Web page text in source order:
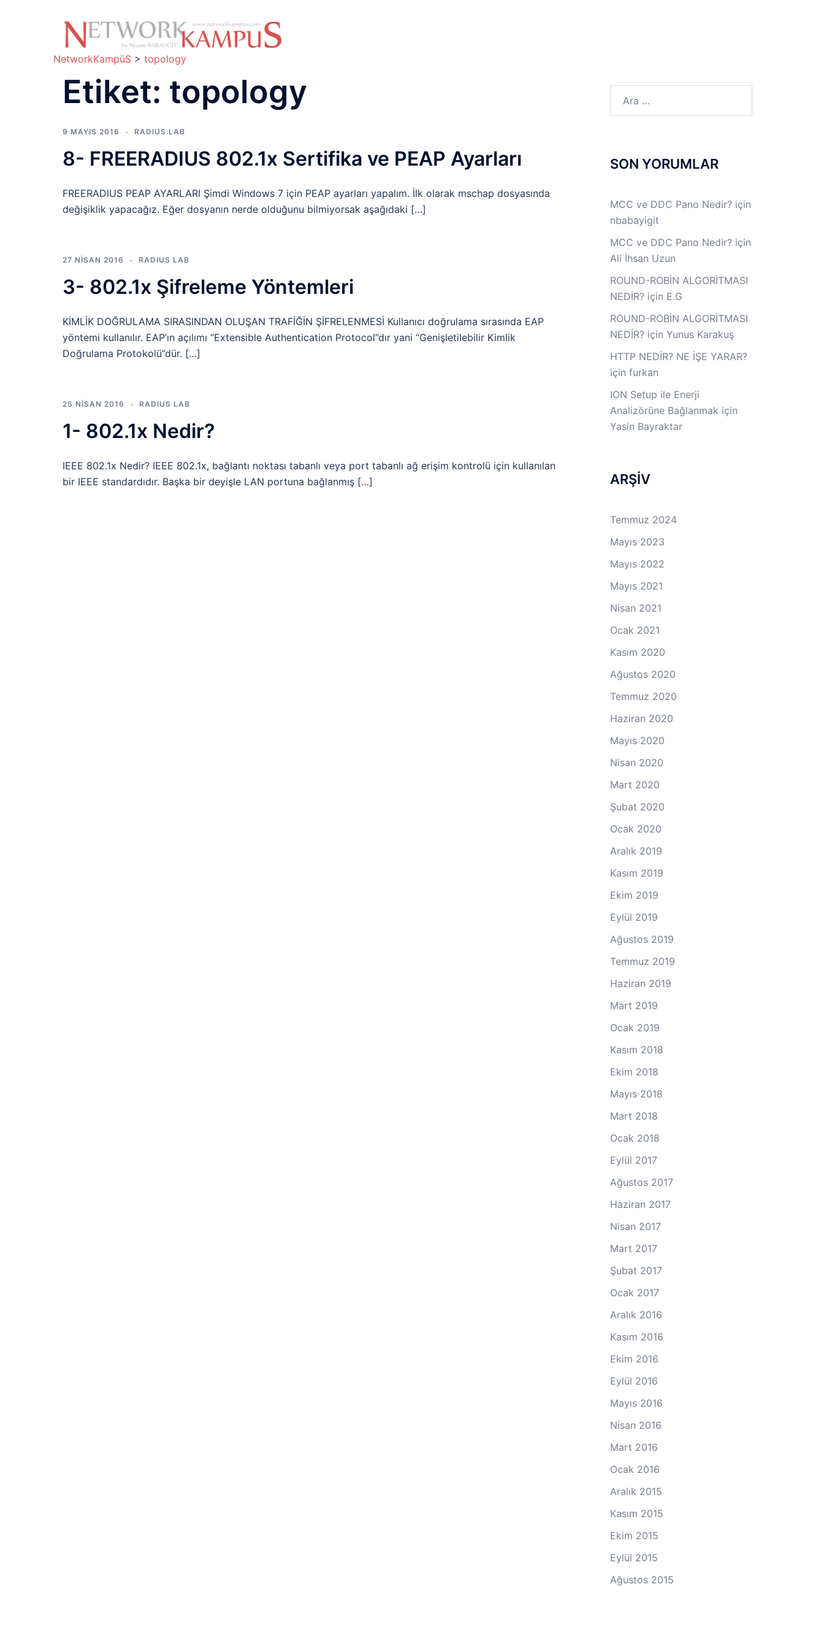
NetworkKampüS > topology
Etiket: topology
9 MAYIS 2016 RADIUS LAB
8- FREERADIUS 802.1x Sertifika ve PEAP Ayarları
FREERADIUS PEAP AYARLARI Şimdi Windows 7 için PEAP ayarları yapalım. İlk olarak mschap dosyasında
değişiklik yapacağız. Eğer dosyanın nerde olduğunu bilmiyorsak aşağıdaki […]
27 NISAN 2016 RADIUS LAB
3- 802.1x Şifreleme Yöntemleri
KİMLİK DOĞRULAMA SIRASINDAN OLUŞAN TRAFİĞİN ŞİFRELENMESİ Kullanıcı doğrulama sırasında EAP
yöntemi kullanılır. EAP’ın açılımı “Extensible Authentication Protocol”dır yani “Genişletilebilir Kimlik
Doğrulama Protokolü”dür. […]
25 NISAN 2016 RADIUS LAB
1- 802.1x Nedir?
IEEE 802.1x Nedir? IEEE 802.1x, bağlantı noktası tabanlı veya port tabanlı ağ erişim kontrolü için kullanılan
bir IEEE standardıdır. Başka bir deyişle LAN portuna bağlanmış […]
SON YORUMLAR
MCC ve DDC Pano Nedir?için
nbabayigit
MCC ve DDC Pano Nedir?için
Ali İhsan Uzun
ROUND-ROBİN ALGORİTMASI
NEDİR?için E.G
ROUND-ROBİN ALGORİTMASI
NEDİR?için Yunus Karakuş
HTTP NEDİR? NE İŞE YARAR?
için furkan
ION Setup ile Enerji
Analizörüne Bağlanmak için
Yasin Bayraktar
ARŞİV
Temmuz 2024
Mayıs 2023
Mayıs 2022
Mayıs 2021
Nisan 2021
Ocak 2021
Kasım 2020
Ağustos 2020
Temmuz 2020
Haziran 2020
Mayıs 2020
Nisan 2020
Mart 2020
Şubat 2020
Ocak 2020
Aralık 2019
Kasım 2019
Ekim 2019
Eylül 2019
Ağustos 2019
Temmuz 2019
Haziran 2019
Mart 2019
Ocak 2019
Kasım 2018
Ekim 2018
Mayıs 2018
Mart 2018
Ocak 2018
Eylül 2017
Ağustos 2017
Haziran 2017
Nisan 2017
Mart 2017
Şubat 2017
Ocak 2017
Aralık 2016
Kasım 2016
Ekim 2016
Eylül 2016
Mayıs 2016
Nisan 2016
Mart 2016
Ocak 2016
Aralık 2015
Kasım 2015
Ekim 2015
Eylül 2015
Ağustos 2015